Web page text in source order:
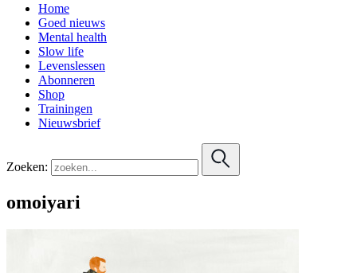
Home
Goed nieuws
Mental health
Slow life
Levenslessen
Abonneren
Shop
Trainingen
Nieuwsbrief
Zoeken:
omoiyari